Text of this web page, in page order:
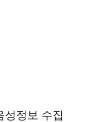
성정보 수집